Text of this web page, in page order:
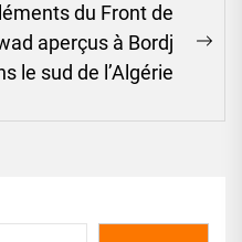
du Front de
aperçus à Bordj
le sud de l’Algérie